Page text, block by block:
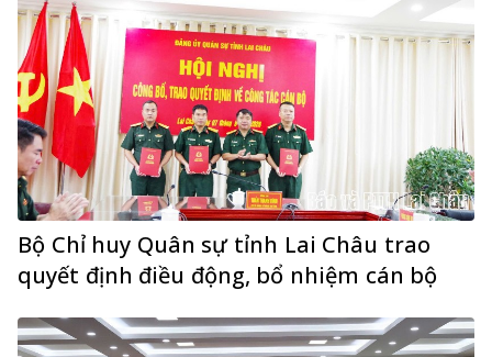
Bộ Chỉ huy Quân sự tỉnh Lai Châu trao
quyết định điều động, bổ nhiệm cán bộ